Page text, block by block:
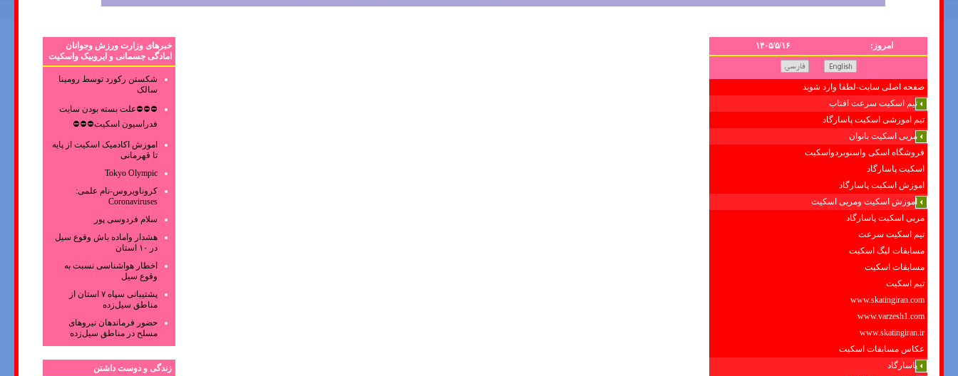
امروز: ۱۴۰۵/۵/۱۶
صفحه اصلی سایت-لطفا وارد شوید
تیم اسکیت سرعت افتاب
تیم اموزشی اسکیت پاسارگاد
مربی اسکیت بانوان
فروشگاه اسکی واسنوبردواسکیت
اسکیت پاسارگاد
اموزش اسکیت پاسارگاد
اموزش اسکیت ومربی اسکیت
مربی اسکیت پاسارگاد
تیم اسکیت سرعت
مسابقات لیگ اسکیت
مسابقات اسکیت
تیم اسکیت
www.skatingiran.com
www.varzesh1.com
www.skatingiran.ir
عکاس مسابقات اسکیت
پاسارگاد
خبرهای وزارت ورزش وجوانان
امادگی جسمانی و ایروبیک واسکیت
شکستن رکورد توسط رومینا
سالک
⛔⛔⛔علت بسته بودن سایت
فدراسیون اسکیت⛔⛔⛔
اموزش اکادمیک اسکیت از پایه
تا قهرمانی
Tokyo Olympic
کروناویروس‌-نام علمی:
Coronaviruses
سلام فردوسی پور
هشدار واماده باش وقوع سیل
در ۱۰ استان
اخطار هواشناسی نسبت به
وقوع سیل
پشتیبانی سپاه ۷ استان از
مناطق سیل‌زده
حضور فرماندهان نیروهای
مسلح در مناطق سیل‌زده
زندگی و دوست داشتن